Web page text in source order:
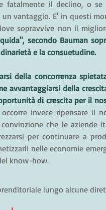
fatalmente il declino, o
vantaggio. E' in questi
sopravvive non il
secondo Bauman
e la consuetudine.
della concorrenza
avvantaggiarsi della
di crescita per il
invece ripensare il
che le aziende
per continuare a
nelle economie
know-how.
lungo alcune